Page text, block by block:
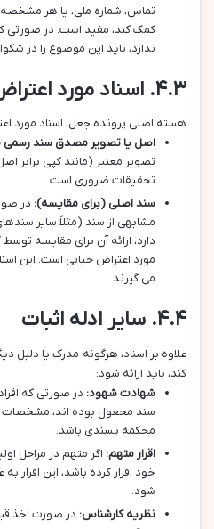
تماس، شماره ملی، یا هر
کمک کند، مفید است. در صورتی
ندارد، باید این موضوع را در
۴.۳. اسناد مورد اعتراض
هسته اصلی پرونده جعل، اسناد مورد
اصل یا تصویر مصدق سند
تصویر معتبر (مانند کپی برابر
تحقیقات ضروری است.
سند اصلی (برای مقایسه): در
مشابهی از سند (مثلاً سایر
دارد، ارائه آن برای مقایسه
مورد اعتراض حیاتی است. این
می گیرند.
۴.۴. سایر ادله اثبات
علاوه بر اسناد، هرگونه مدرک یا دلیل
کند، باید ارائه شود:
شهادت شهود: در صورتی که
سند مجعول بوده اند، مشخصات
محکمه پسندی باشد.
اقرار متهم: اگر متهم در مراحل
خود اقرار کرده باشد، این
شود.
نظریه کارشناس: در صورت اخذ